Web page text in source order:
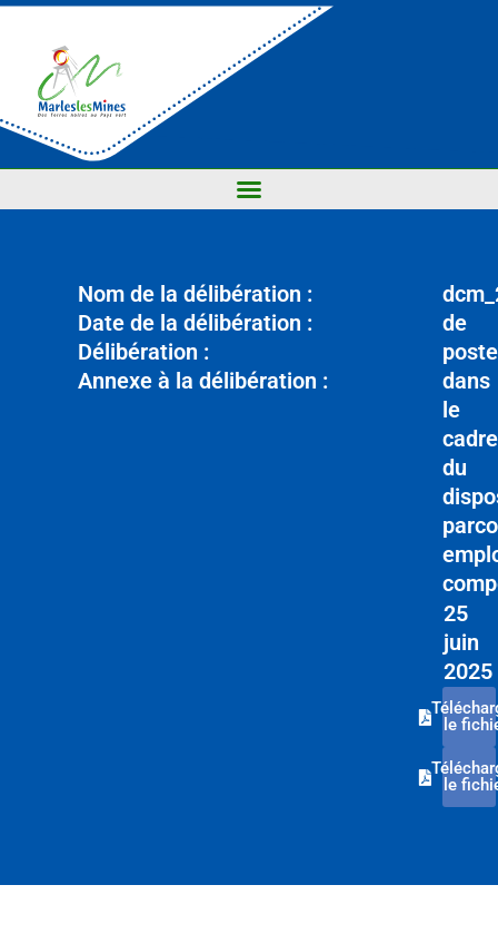
Nom de la délibération :
Date de la délibération :
Délibération :
Annexe à la délibération :
de
dans
le
cadre
du
25
juin
2025
le
le